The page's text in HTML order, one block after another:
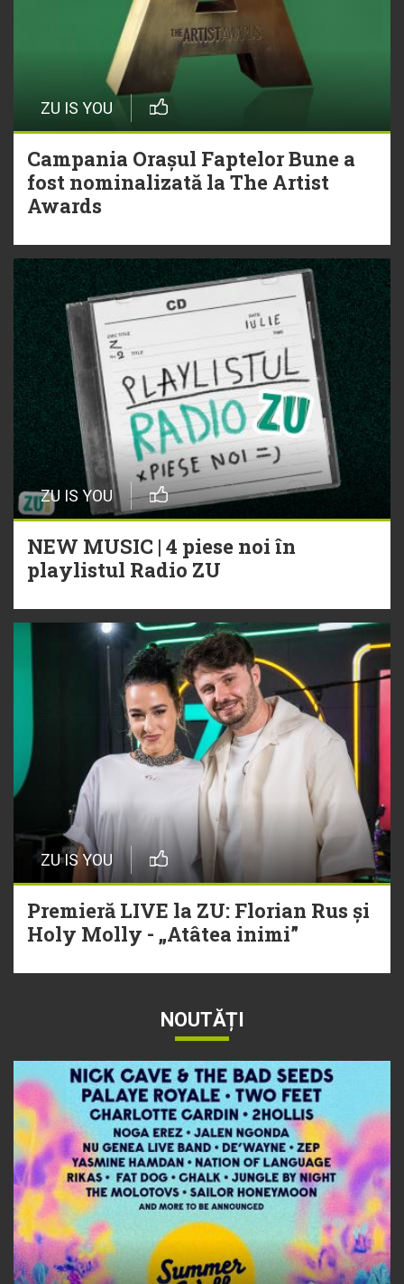
ZU IS YOU
Campania Orașul Faptelor Bune a
fost nominalizată la The Artist
Awards
ZU IS YOU
NEW MUSIC | 4 piese noi în
playlistul Radio ZU
ZU IS YOU
Premieră LIVE la ZU: Florian Rus și
Holy Molly - „Atâtea inimi”
NOUTĂȚI